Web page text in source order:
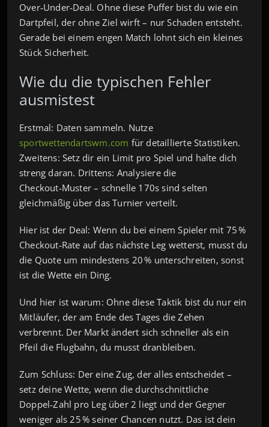
Over‑Under‑Deal. Ohne diese Puffer bist du wie ein
Dartpfeil, der ohne Ziel wirft – nur Schaden entsteht.
Gerade bei einem engen Match lohnt sich ein kleines
Stück Sicherheit.
Wie du die typischen Fehler
ausmistest
Erstmal: Daten sammeln. Nutze
sportwettendartswm.com für detaillierte Statistiken.
Zweitens: Setz dir ein Limit pro Spiel und halte dich
streng daran. Drittens: Analysiere die
Checkout‑Muster – schnelle 170s sind selten
gleichmäßig über das Turnier verteilt.
Hier ist der Deal: Wenn du bei einem Spieler mit 75 %
Checkout‑Rate auf das nächste Leg wetterst, musst du
die Quote um mindestens 20 % unterschreiten, sonst
ist die Wette ein Ding.
Und hier ist warum: Ohne diese Taktik bist du nur ein
Mitläufer, der am Ende des Tages die Zehen
verbrennt. Der Markt ändert sich schneller als ein
Pfeil die Flugbahn, du musst dranbleiben.
Zum Schluss: Der eine Zug, der alles entscheidet –
setz deine Wette, wenn die durchschnittliche
Doppel‑Zahl pro Leg über 2 liegt und der Gegner
weniger als 25 % seiner Chancen nutzt. Das ist dein